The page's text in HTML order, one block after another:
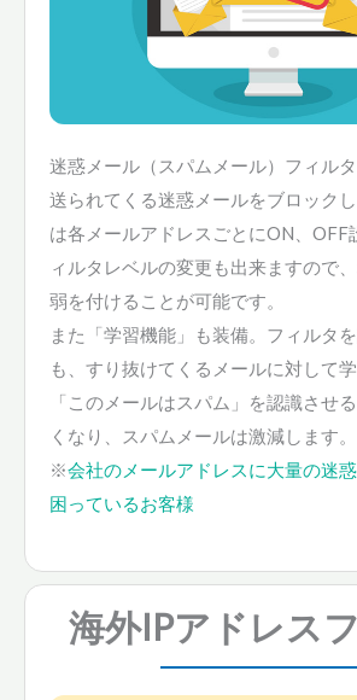
迷惑メール（スパムメール）フィル
送られてくる迷惑メールをブロック
は各メールアドレスごとにON、OFF
ィルタレベルの変更も出来ますので
弱を付けることが可能です。
また「学習機能」も装備。フィルタ
も、すり抜けてくるメールに対して
「このメールはスパム」を認識させ
くなり、スパムメールは激減します。
※会社のメールアドレスに大量の迷
困っているお客様
海外IPアドレス